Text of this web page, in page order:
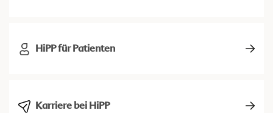
HiPP für Patienten
Karriere bei HiPP